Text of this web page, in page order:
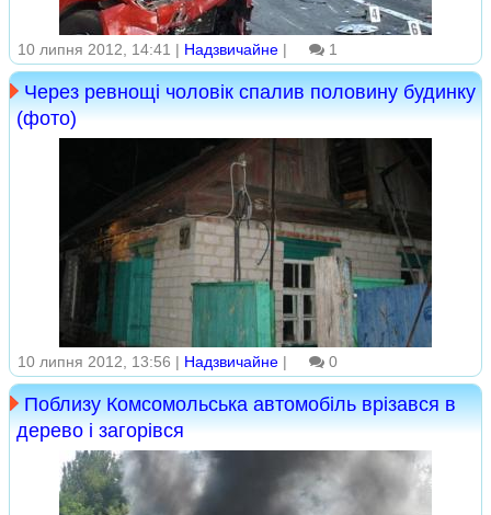
10 липня 2012, 14:41 | Надзвичайне | 1
Через ревнощі чоловік спалив половину будинку
(фото)
10 липня 2012, 13:56 | Надзвичайне | 0
Поблизу Комсомольська автомобіль врізався в
дерево і загорівся